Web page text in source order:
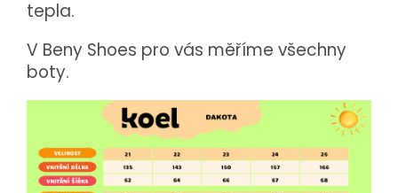
tepla.
V Beny Shoes pro vás měříme všechny
boty.